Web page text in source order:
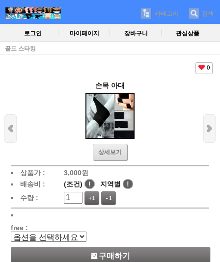
카테고리 검색
로그인 마이페이지 장바구니 관심상품
골프 스타킹
0
손목 아대
상세보기
상품가 : 3,000원
배송비 :
(조건) ! 지역별
!
수량 :
+1 -1
free :
구매하기